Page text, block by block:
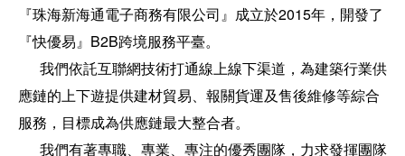
『珠海新海通電子商務有限公司』成立於2015年，開發了
『快優易』B2B跨境服務平臺。
應鏈的上下遊提供建材貿易、報關貨運及售後維修等綜合
服務，目標成為供應鏈最大整合者。